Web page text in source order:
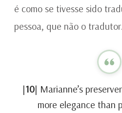
é como se tivesse sido
pessoa, que não o tradutor.
|10| Marianne’s
more elegance than